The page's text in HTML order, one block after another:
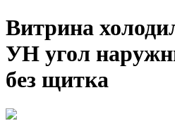
Витрина
УН угол
без щитка